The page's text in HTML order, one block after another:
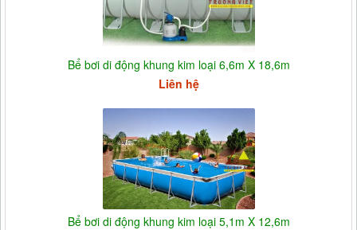
Bể bơi di động khung kim loại 6,6m X 18,6m
Liên hệ
Bể bơi di động khung kim loại 5,1m X 12,6m